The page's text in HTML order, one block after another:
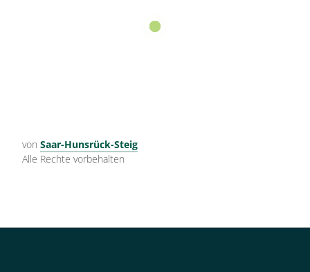
von Saar-Hunsrück-Steig
Alle Rechte vorbehalten